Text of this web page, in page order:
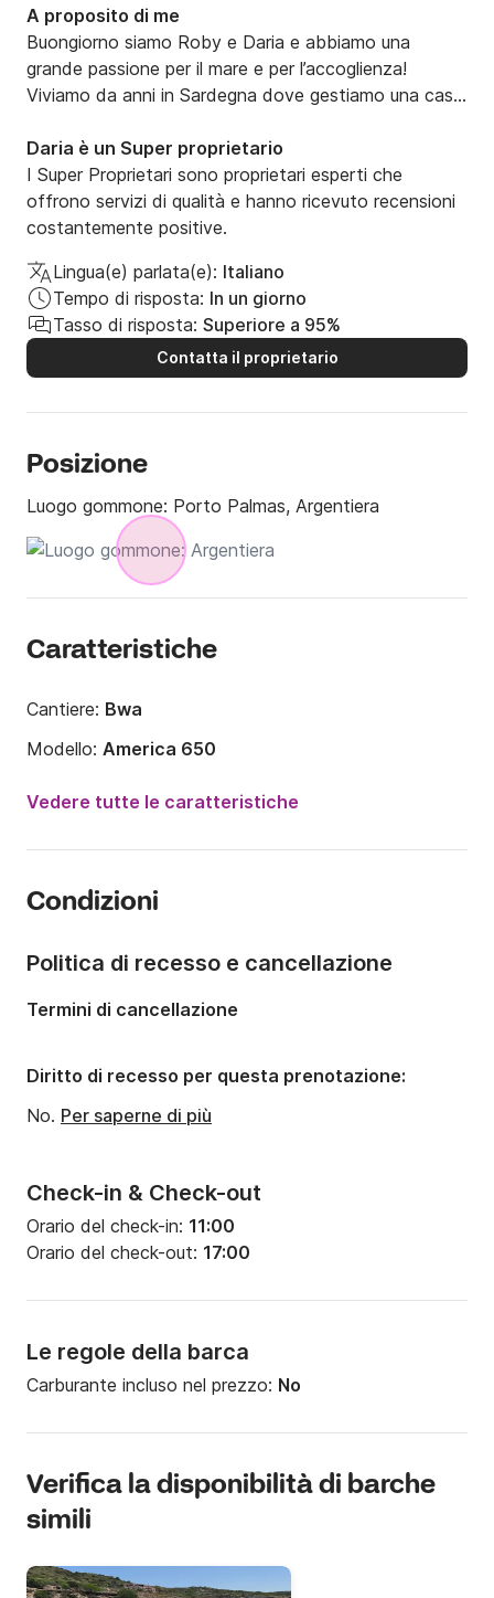
A proposito di me
Buongiorno siamo Roby e Daria e abbiamo una
grande passione per il mare e per l’accoglienza!
Viviamo da anni in Sardegna dove gestiamo una casa
belli della meravigliosa costa della Nurra.
Navighiamo con calma per esplorare al meglio la
costa, con pause per delle meravigliose nuotate e, per
chi lo desidera, c’è anche la pesca.
Stintino, gustando un buon aperitivo sardo tra un
tuffo e l’altro.
Ti aspettiamo
Daria è un Super proprietario
I Super Proprietari sono proprietari esperti che
offrono servizi di qualità e hanno ricevuto recensioni
costantemente positive.
Lingua(e) parlata(e): Italiano
Tempo di risposta: In un giorno
Tasso di risposta: Superiore a 95%
Contatta il proprietario
Posizione
Luogo gommone: Porto Palmas, Argentiera
Caratteristiche
Cantiere: Bwa
Modello: America 650
130CV
Portata massima persone:
Vedere tutte le caratteristiche
Condizioni
Check-in & Check-out
Orario del check-in: 11:00
Orario del check-out: 17:00
Le regole della barca
Carburante incluso nel prezzo: No
Politica di recesso e cancellazione
Termini di cancellazione
Diritto di recesso per questa prenotazione:
No. Per saperne di più
Verifica la disponibilità di barche
simili